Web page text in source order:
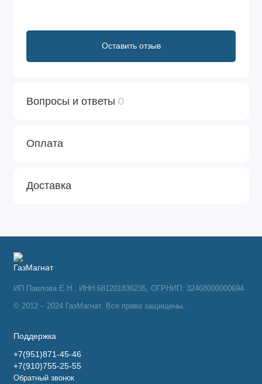
Оставить отзыв
Вопросы и ответы 0
Оплата
Доставка
ИП Павлова Е.Н., ИНН:681201836235, ОГРНИП: 32468000000694
© 2012 – 2024 ГазМагнат. Все права защищены.
Поддержка
+7(951)871-45-46
+7(910)755-25-55
Обратный звонок